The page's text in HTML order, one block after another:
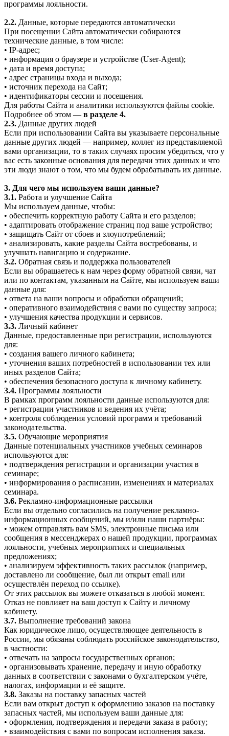
программы лояльности.
2.2. Данные, которые передаются автоматически
При посещении Сайта автоматически собираются
технические данные, в том числе:
• IP-адрес;
• информация о браузере и устройстве (User-Agent);
• дата и время доступа;
• адрес страницы входа и выхода;
• источник перехода на Сайт;
• идентификаторы сессии и посещения.
Для работы Сайта и аналитики используются файлы cookie.
Подробнее об этом — в разделе 4.
2.3. Данные других людей
Если при использовании Сайта вы указываете персональные
данные других людей — например, коллег из представляемой
вами организации, то в таких случаях просим убедиться, что у
вас есть законные основания для передачи этих данных и что
эти люди знают о том, что мы будем обрабатывать их данные.
3. Для чего мы используем ваши данные?
3.1. Работа и улучшение Сайта
Мы используем данные, чтобы:
• обеспечить корректную работу Сайта и его разделов;
• адаптировать отображение страниц под ваше устройство;
• защищать Сайт от сбоев и злоупотреблений;
• анализировать, какие разделы Сайта востребованы, и
улучшать навигацию и содержание.
3.2. Обратная связь и поддержка пользователей
Если вы обращаетесь к нам через форму обратной связи, чат
или по контактам, указанным на Сайте, мы используем ваши
данные для:
• ответа на ваши вопросы и обработки обращений;
• оперативного взаимодействия с вами по существу запроса;
• улучшения качества продукции и сервисов.
3.3. Личный кабинет
Данные, предоставленные при регистрации, используются
для:
• создания вашего личного кабинета;
• уточнения ваших потребностей в использовании тех или
иных разделов Сайта;
• обеспечения безопасного доступа к личному кабинету.
3.4. Программы лояльности
В рамках программ лояльности данные используются для:
• регистрации участников и ведения их учёта;
• контроля соблюдения условий программ и требований
законодательства.
3.5. Обучающие мероприятия
Данные потенциальных участников учебных семинаров
используются для:
• подтверждения регистрации и организации участия в
семинаре;
• информирования о расписании, изменениях и материалах
семинара.
3.6. Рекламно-информационные рассылки
Если вы отдельно согласились на получение рекламно-
информационных сообщений, мы и/или наши партнёры:
• можем отправлять вам SMS, электронные письма или
сообщения в мессенджерах о нашей продукции, программах
лояльности, учебных мероприятиях и специальных
предложениях;
• анализируем эффективность таких рассылок (например,
доставлено ли сообщение, был ли открыт email или
осуществлён переход по ссылке).
От этих рассылок вы можете отказаться в любой момент.
Отказ не повлияет на ваш доступ к Сайту и личному
кабинету.
3.7. Выполнение требований закона
Как юридическое лицо, осуществляющее деятельность в
России, мы обязаны соблюдать российское законодательство,
в частности:
• отвечать на запросы государственных органов;
• организовывать хранение, передачу и иную обработку
данных в соответствии с законами о бухгалтерском учёте,
налогах, информации и её защите.
3.8. Заказы на поставку запасных частей
Если вам открыт доступ к оформлению заказов на поставку
запасных частей, мы используем ваши данные для:
• оформления, подтверждения и передачи заказа в работу;
• взаимодействия с вами по вопросам исполнения заказа.